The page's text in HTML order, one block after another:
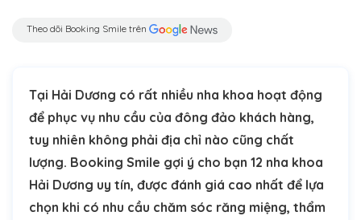
Theo dõi Booking Smile trên
Tại Hải Dương có rất nhiều nha khoa hoạt động
để phục vụ nhu cầu của đông đảo khách hàng,
tuy nhiên không phải địa chỉ nào cũng chất
lượng. Booking Smile gợi ý cho bạn 12 nha khoa
Hải Dương uy tín, được đánh giá cao nhất để lựa
chọn khi có nhu cầu chăm sóc răng miệng, thẩm